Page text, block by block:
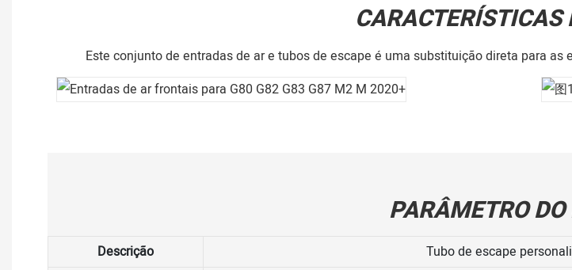
CARACTERÍSTICAS
Este conjunto de entradas de ar e tubos de escape é uma substituição direta para
PARÂMETRO
Descrição
Tubo de escape